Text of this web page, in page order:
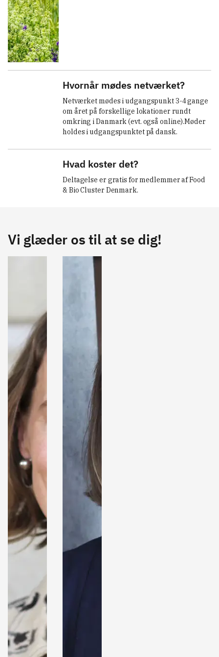
Hvornår mødes netværket?
Netværket mødes i udgangspunkt 3-4 gange
om året på forskellige lokationer rundt
omkring i Danmark (evt. også online).Møder
holdes i udgangspunktet på dansk.
Hvad koster det?
Deltagelse er gratis for medlemmer af Food
& Bio Cluster Denmark.
Vi glæder os til at se dig!